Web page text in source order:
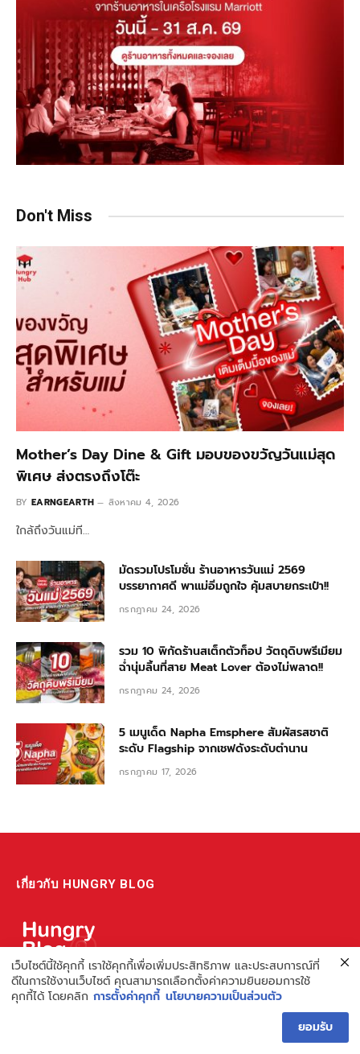
Don't Miss
Mother’s Day Dine & Gift มอบของขวัญวันแม่สุด
พิเศษ ส่งตรงถึงโต๊ะ
BY EARNGEARTH สิงหาคม 4, 2026
ใกล้ถึงวันแม่ที…
มัดรวมโปรโมชั่น ร้านอาหารวันแม่ 2569
บรรยากาศดี พาแม่อิ่มถูกใจ คุ้มสบายกระเป๋า!!
กรกฎาคม 24, 2026
รวม 10 พิกัดร้านสเต็กตัวท็อป วัตถุดิบพรีเมียม
ฉ่ำนุ่มลิ้นที่สาย Meat Lover ต้องไม่พลาด!!
กรกฎาคม 24, 2026
5 เมนูเด็ด Napha Emsphere สัมผัสรสชาติ
ระดับ Flagship จากเชฟดังระดับตำนาน
กรกฎาคม 17, 2026
เกี่ยวกับ HUNGRY BLOG
แหล่งรวมข้อมูล ข่าวสาร เกี่ยวกับร้านอาหารและเรื่องกิน ไม่ว่าจะเป็น
รีวิว ชี้เป้า รวมถึงความรู้ต่างๆ ที่เราอยากแชร์!
ไม่พอ เรายังมีความรู้เกี่ยวกับการทำร้านอาหาร เพื่อผู้ประกอบการ ที่
เว็บไซต์นี้ใช้คุกกี้ เราใช้คุกกี้เพื่อเพิ่มประสิทธิภาพ และประสบการณ์ที่
ดีในการใช้งานเว็บไซต์ คุณสามารถเลือกตั้งค่าความยินยอมการใช้
คุกกี้ได้ โดยคลิก การตั้งค่าคุกกี้ นโยบายความเป็นส่วนตัว
ยอมรับ